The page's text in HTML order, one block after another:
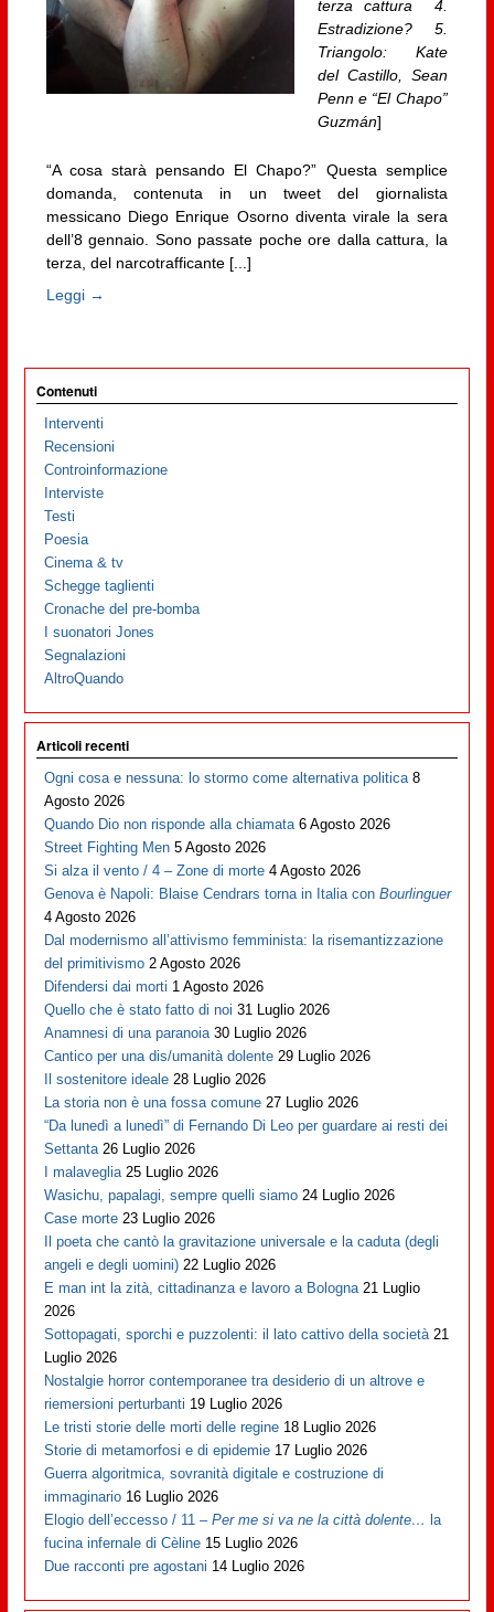
terza cattura 4.
Estradizione? 5.
Triangolo: Kate
del Castillo, Sean
Penn e “El Chapo”
Guzmán]
“A cosa starà pensando El Chapo?” Questa semplice
domanda, contenuta in un tweet del giornalista
messicano Diego Enrique Osorno diventa virale la sera
dell’8 gennaio. Sono passate poche ore dalla cattura, la
terza, del narcotrafficante [...]
Leggi →
Contenuti
Interventi
Recensioni
Controinformazione
Interviste
Testi
Poesia
Cinema & tv
Schegge taglienti
Cronache del pre-bomba
I suonatori Jones
Segnalazioni
AltroQuando
Articoli recenti
Ogni cosa e nessuna: lo stormo come alternativa politica 8
Agosto 2026
Quando Dio non risponde alla chiamata 6 Agosto 2026
Street Fighting Men 5 Agosto 2026
Si alza il vento / 4 – Zone di morte 4 Agosto 2026
Genova è Napoli: Blaise Cendrars torna in Italia conBourlinguer
4 Agosto 2026
Dal modernismo all’attivismo femminista: la risemantizzazione
del primitivismo 2 Agosto 2026
Difendersi dai morti 1 Agosto 2026
Quello che è stato fatto di noi 31 Luglio 2026
Anamnesi di una paranoia 30 Luglio 2026
Cantico per una dis/umanità dolente 29 Luglio 2026
Il sostenitore ideale 28 Luglio 2026
La storia non è una fossa comune 27 Luglio 2026
“Da lunedì a lunedì” di Fernando Di Leo per guardare ai resti dei
Settanta 26 Luglio 2026
I malaveglia 25 Luglio 2026
Wasichu, papalagi, sempre quelli siamo 24 Luglio 2026
Case morte 23 Luglio 2026
Il poeta che cantò la gravitazione universale e la caduta (degli
angeli e degli uomini) 22 Luglio 2026
E man int la zità, cittadinanza e lavoro a Bologna 21 Luglio
2026
Sottopagati, sporchi e puzzolenti: il lato cattivo della società 21
Luglio 2026
Nostalgie horror contemporanee tra desiderio di un altrove e
riemersioni perturbanti 19 Luglio 2026
Le tristi storie delle morti delle regine 18 Luglio 2026
Storie di metamorfosi e di epidemie 17 Luglio 2026
Guerra algoritmica, sovranità digitale e costruzione di
immaginario 16 Luglio 2026
Elogio dell’eccesso / 11 –Per me si va ne la città dolente… la
fucina infernale di Cèline 15 Luglio 2026
Due racconti pre agostani 14 Luglio 2026